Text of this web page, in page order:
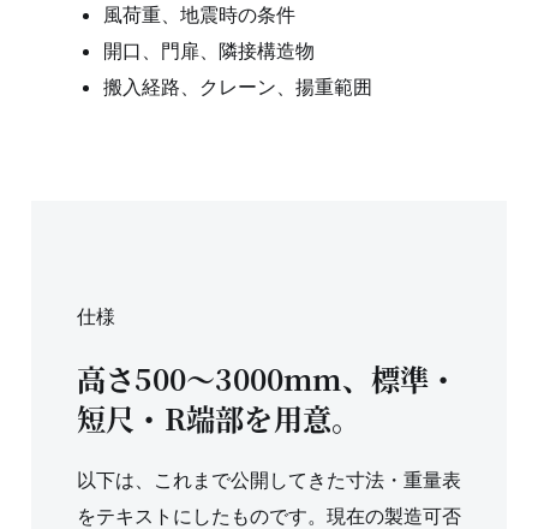
風荷重、地震時の条件
開口、門扉、隣接構造物
搬入経路、クレーン、揚重範囲
仕様
高さ500〜3000mm、標準・
短尺・R端部を用意。
以下は、これまで公開してきた寸法・重量表
をテキストにしたものです。現在の製造可否